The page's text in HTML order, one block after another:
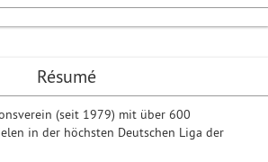
Résumé
(seit 1979) mit über 600
in der höchsten Deutschen Liga der